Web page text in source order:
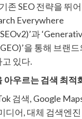
존 SEO 전략을 뛰
Everywhere
과
을 통해 브랜
있다.
아우르는 검색 최적
검색, Google
디어, 대체 검색엔